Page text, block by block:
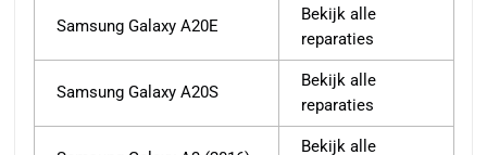
Samsung Galaxy A20E
Bekijk alle
reparaties
Samsung Galaxy A20S
Bekijk alle
reparaties
Bekijk alle